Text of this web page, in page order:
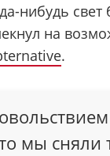
нибудь
на
.
мы сняли